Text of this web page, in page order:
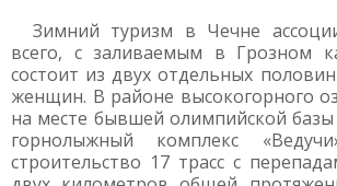
Зимний туризм в Чечне
всего, с заливаемым в Грозном
состоит из двух отдельных
женщин. В районе высокогорного
на месте бывшей олимпийской
горнолыжный комплекс
строительство 17 трасс с